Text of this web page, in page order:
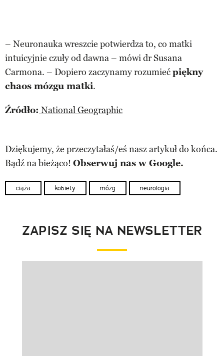
– Neuronauka wreszcie potwierdza to, co matki
intuicyjnie czuły od dawna – mówi dr Susana
Carmona. – Dopiero zaczynamy rozumiećpiękny
chaos mózgu matki.
Źródło: National Geographic
Dziękujemy, że przeczytałaś/eś nasz artykuł do końca.
Bądź na bieżąco! Obserwuj nas w Google.
ciąża kobiety mózg neurologia
ZAPISZ SIĘ NA NEWSLETTER